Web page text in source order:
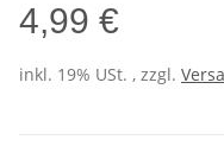
4,99 €
inkl. 19% USt. , zzgl.